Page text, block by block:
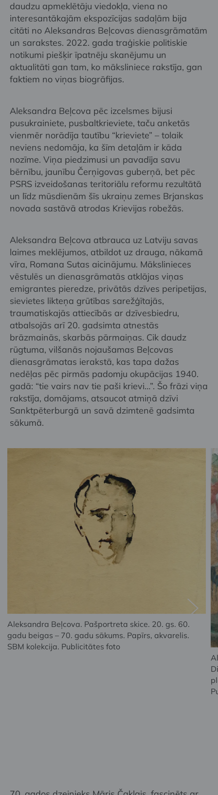
daudzu apmeklētāju viedokļa, viena no
interesantākajām ekspozīcijas sadaļām bija
citāti no Aleksandras Beļcovas dienasgrāmatām
un sarakstes. 2022. gada traģiskie politiskie
notikumi piešķir īpatnēju skanējumu un
aktualitāti gan tam, ko māksliniece rakstīja, gan
faktiem no viņas biogrāfijas.
Aleksandra Beļcova pēc izcelsmes bijusi
pusukrainiete, pusbaltkrieviete, taču anketās
vienmēr norādīja tautību “krieviete” – tolaik
neviens nedomāja, ka šīm detaļām ir kāda
nozīme. Viņa piedzimusi un pavadīja savu
bērnību, jaunību Čerņigovas guberņā, bet pēc
PSRS izveidošanas teritoriālu reformu rezultātā
un līdz mūsdienām šīs ukraiņu zemes Brjanskas
novada sastāvā atrodas Krievijas robežās.
Aleksandra Beļcova atbrauca uz Latviju savas
laimes meklējumos, atbildot uz drauga, nākamā
vīra, Romana Sutas aicinājumu. Mākslinieces
vēstulēs un dienasgrāmatās atklājas viņas
emigrantes pieredze, privātās dzīves peripetijas,
sievietes likteņa grūtības sarežģītajās,
traumatiskajās attiecībās ar dzīvesbiedru,
atbalsojās arī 20. gadsimta atnestās
brāzmainās, skarbās pārmaiņas. Cik daudz
rūgtuma, vilšanās nojaušamas Beļcovas
dienasgrāmatas ierakstā, kas tapa dažas
nedēļas pēc pirmās padomju okupācijas 1940.
gadā: “tie vairs nav tie paši krievi…”. Šo frāzi viņa
rakstīja, domājams, atsaucot atmiņā dzīvi
Sanktpēterburgā un savā dzimtenē gadsimta
sākumā.
Aleksandra Beļcova. Pašportreta skice. 20. gs. 60.
gadu beigas – 70. gadu sākums. Papīrs, akvarelis.
SBM kolekcija. Publicitātes foto